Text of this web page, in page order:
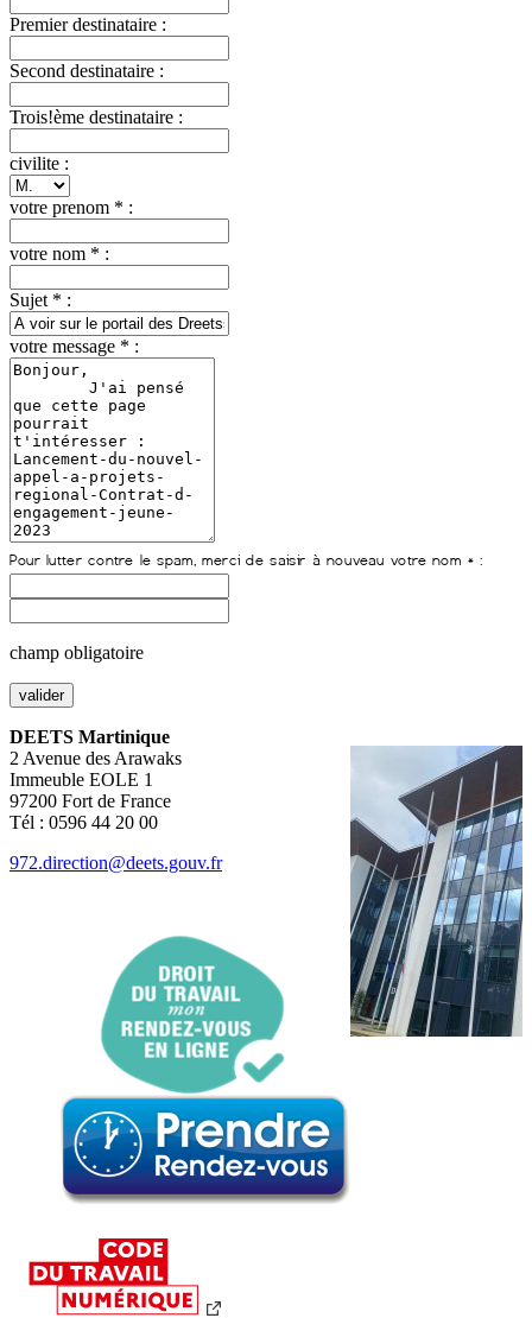
Premier destinataire :
Second destinataire :
Trois!ème destinataire :
civilite :
votre prenom * :
votre nom * :
Sujet * :
votre message * :
champ obligatoire
DEETS Martinique
2 Avenue des Arawaks
Immeuble EOLE 1
97200 Fort de France
Tél : 0596 44 20 00
972.direction@deets.gouv.fr